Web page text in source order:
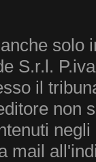
solo
S.r.l.
il
non
mail